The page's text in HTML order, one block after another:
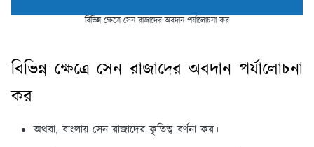
বিভিন্ন ক্ষেত্রে সেন রাজাদের অবদান পর্যালোচনা কর
বিভিন্ন ক্ষেত্রে সেন রাজাদের অবদান পর্যালোচনা
কর
অথবা, বাংলায় সেন রাজাদের কৃতিত্ব বর্ণনা কর।